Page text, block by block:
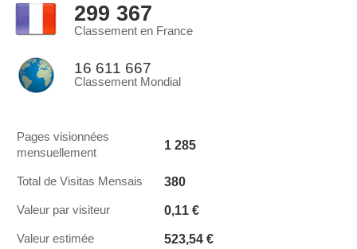
299 367
Classement en France
16 611 667
Classement Mondial
Pages visionnées
mensuellement
1 285
Total de Visitas Mensais 380
Valeur par visiteur 0,11 €
Valeur estimée 523,54 €